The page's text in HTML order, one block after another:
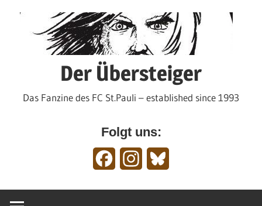
Der Übersteiger
Das Fanzine des FC St.Pauli – established since 1993
Folgt uns:
FacebookInstagram